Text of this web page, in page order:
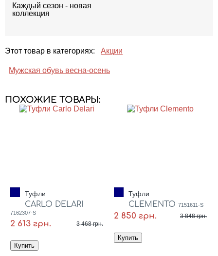
Каждый сезон - новая
коллекция
Этот товар в категориях: Акции
Мужская обувь весна-осень
ПОХОЖИЕ ТОВАРЫ:
Туфли
CARLO DELARI
7162307-S
2 613 грн. 3 468 грн.
Туфли
CLEMENTO 7151611-S
2 850 грн. 3 848 грн.